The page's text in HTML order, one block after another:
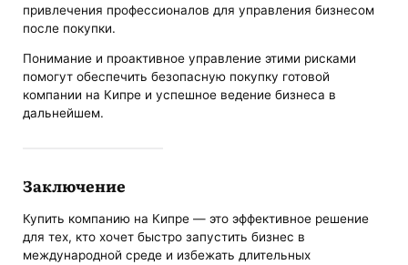
привлечения профессионалов для управления бизнесом
после покупки.
Понимание и проактивное управление этими рисками
помогут обеспечить безопасную покупку готовой
компании на Кипре и успешное ведение бизнеса в
дальнейшем.
Заключение
Купить компанию на Кипре — это эффективное решение
для тех, кто хочет быстро запустить бизнес в
международной среде и избежать длительных